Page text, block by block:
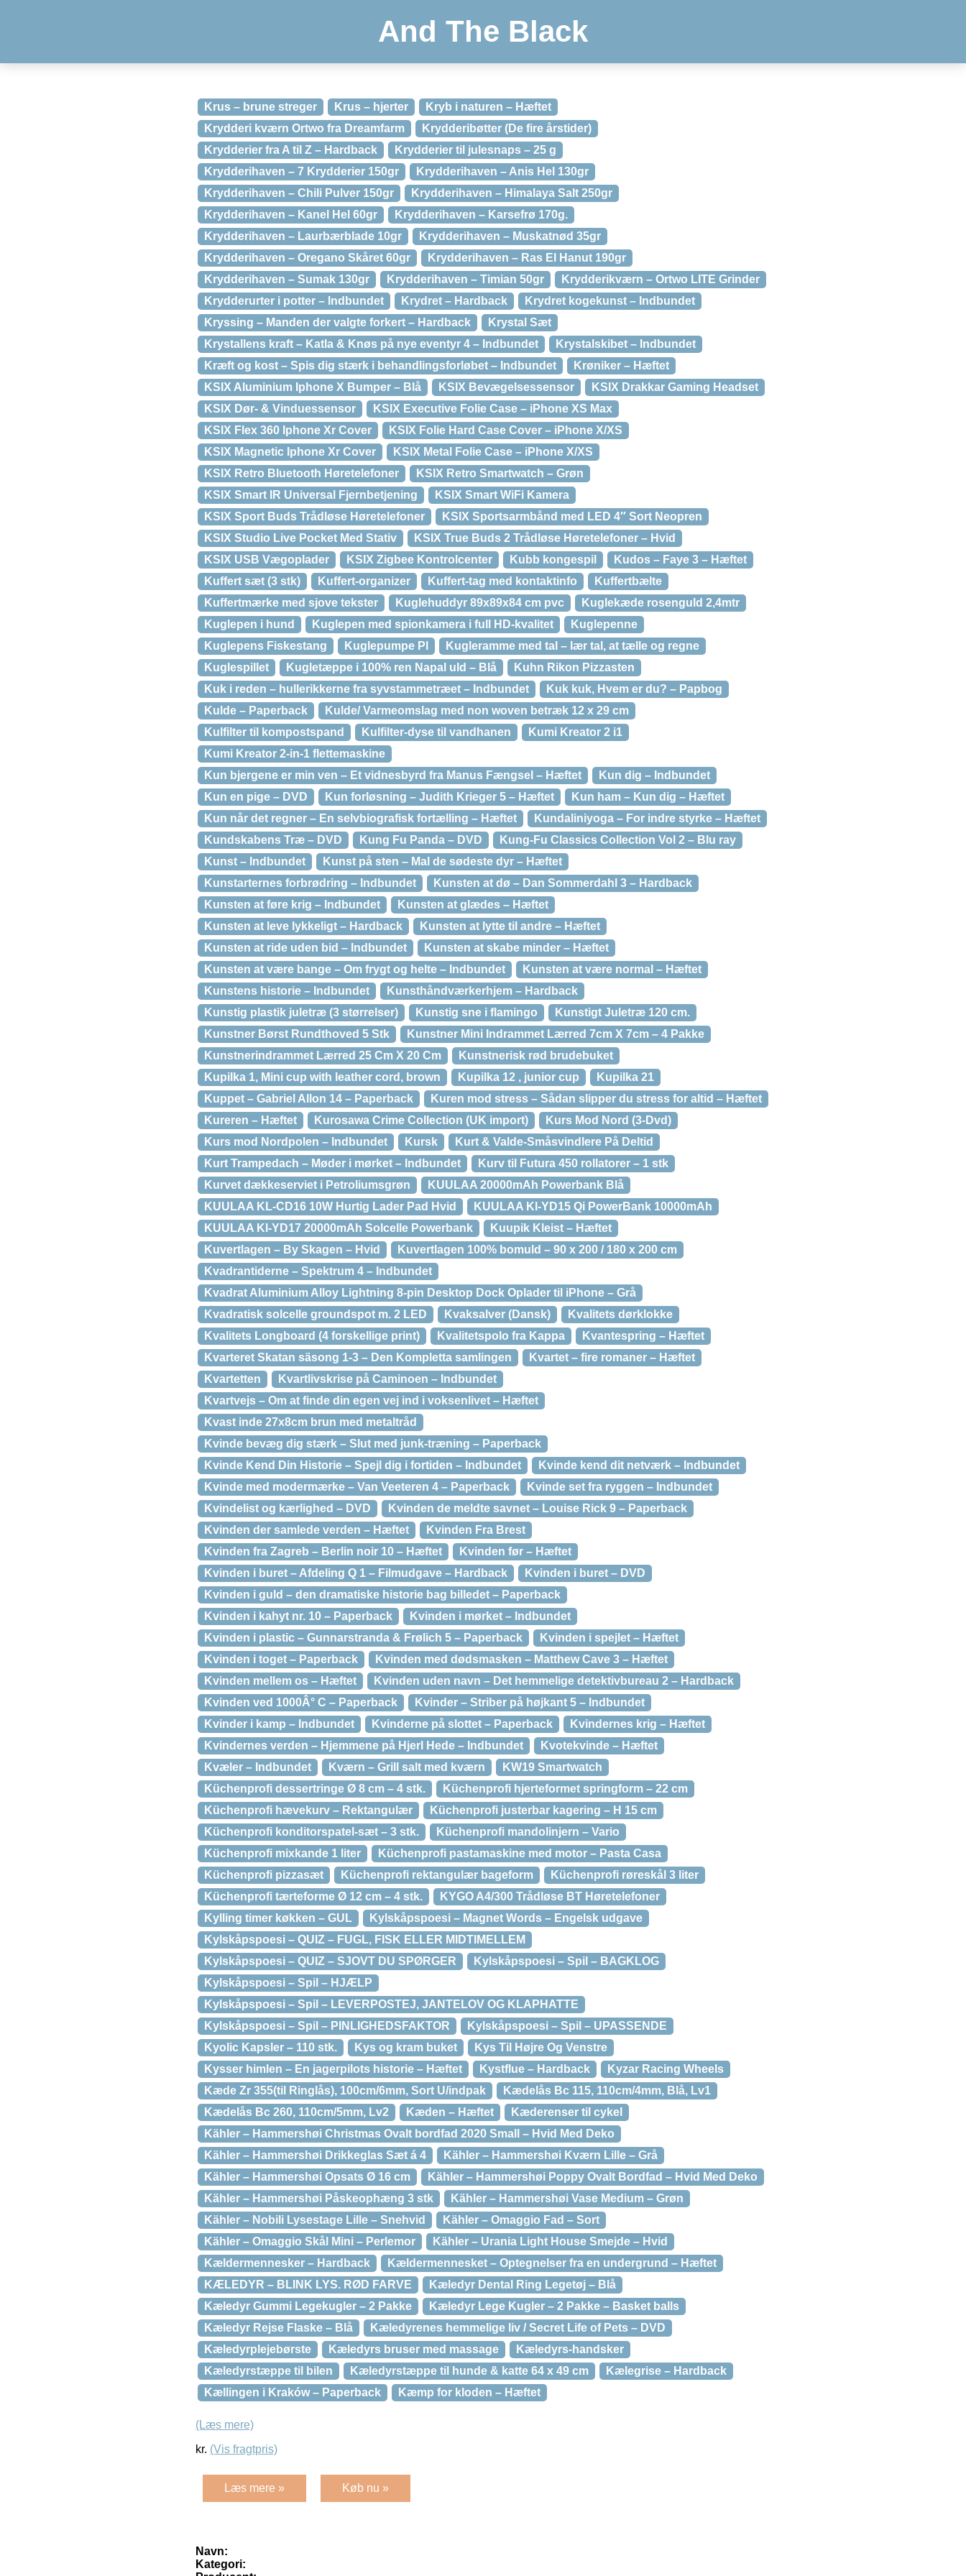
And The Black
Krus – brune streger Krus – hjerter
Kryb i naturen – Hæftet
Krydderi kværn Ortwo fra Dreamfarm
Krydderibøtter (De fire årstider)
Krydderier fra A til Z – Hardback
Krydderier til julesnaps – 25 g
Krydderihaven – 7 Krydderier 150gr
Krydderihaven – Anis Hel 130gr
Krydderihaven – Chili Pulver 150gr
Krydderihaven – Himalaya Salt 250gr
Krydderihaven – Kanel Hel 60gr
Krydderihaven – Karsefrø 170g.
Krydderihaven – Laurbærblade 10gr
Krydderihaven – Muskatnød 35gr
Krydderihaven – Oregano Skåret 60gr
Krydderihaven – Ras El Hanut 190gr
Krydderihaven – Sumak 130gr
Krydderihaven – Timian 50gr
Krydderikværn – Ortwo LITE Grinder
Krydderurter i potter – Indbundet
Krydret – Hardback
Krydret kogekunst – Indbundet
Kryssing – Manden der valgte forkert – Hardback
Krystal Sæt
Krystallens kraft – Katla & Knøs på nye eventyr 4 – Indbundet
Krystalskibet – Indbundet
Kræft og kost – Spis dig stærk i behandlingsforløbet – Indbundet
Krøniker – Hæftet
KSIX Aluminium Iphone X Bumper – Blå
KSIX Bevægelsessensor
KSIX Drakkar Gaming Headset
KSIX Dør- & Vinduessensor
KSIX Executive Folie Case – iPhone XS Max
KSIX Flex 360 Iphone Xr Cover
KSIX Folie Hard Case Cover – iPhone X/XS
KSIX Magnetic Iphone Xr Cover
KSIX Metal Folie Case – iPhone X/XS
KSIX Retro Bluetooth Høretelefoner
KSIX Retro Smartwatch – Grøn
KSIX Smart IR Universal Fjernbetjening
KSIX Smart WiFi Kamera
KSIX Sport Buds Trådløse Høretelefoner
KSIX Sportsarmbånd med LED 4″ Sort Neopren
KSIX Studio Live Pocket Med Stativ
KSIX True Buds 2 Trådløse Høretelefoner – Hvid
KSIX USB Vægoplader
KSIX Zigbee Kontrolcenter Kubb kongespil
Kudos – Faye 3 – Hæftet
Kuffert sæt (3 stk)
Kuffert-organizer Kuffert-tag med kontaktinfo
Kuffertbælte
Kuffertmærke med sjove tekster
Kuglehuddyr 89x89x84 cm pvc
Kuglekæde rosenguld 2,4mtr
Kuglepen i hund
Kuglepen med spionkamera i full HD-kvalitet
Kuglepenne
Kuglepens Fiskestang
Kuglepumpe Pl
Kugleramme med tal – lær tal, at tælle og regne
Kuglespillet
Kugletæppe i 100% ren Napal uld – Blå
Kuhn Rikon Pizzasten
Kuk i reden – hullerikkerne fra syvstammetræet – Indbundet
Kuk kuk, Hvem er du? – Papbog
Kulde – Paperback
Kulde/ Varmeomslag med non woven betræk 12 x 29 cm
Kulfilter til kompostspand
Kulfilter-dyse til vandhanen
Kumi Kreator 2 i1
Kumi Kreator 2-in-1 flettemaskine
Kun bjergene er min ven – Et vidnesbyrd fra Manus Fængsel – Hæftet
Kun dig – Indbundet
Kun en pige – DVD
Kun forløsning – Judith Krieger 5 – Hæftet
Kun ham – Kun dig – Hæftet
Kun når det regner – En selvbiografisk fortælling – Hæftet
Kundaliniyoga – For indre styrke – Hæftet
Kundskabens Træ – DVD
Kung Fu Panda – DVD
Kung-Fu Classics Collection Vol 2 – Blu ray
Kunst – Indbundet
Kunst på sten – Mal de sødeste dyr – Hæftet
Kunstarternes forbrødring – Indbundet
Kunsten at dø – Dan Sommerdahl 3 – Hardback
Kunsten at føre krig – Indbundet
Kunsten at glædes – Hæftet
Kunsten at leve lykkeligt – Hardback
Kunsten at lytte til andre – Hæftet
Kunsten at ride uden bid – Indbundet
Kunsten at skabe minder – Hæftet
Kunsten at være bange – Om frygt og helte – Indbundet
Kunsten at være normal – Hæftet
Kunstens historie – Indbundet
Kunsthåndværkerhjem – Hardback
Kunstig plastik juletræ (3 størrelser)
Kunstig sne i flamingo
Kunstigt Juletræ 120 cm.
Kunstner Børst Rundthoved 5 Stk
Kunstner Mini Indrammet Lærred 7cm X 7cm – 4 Pakke
Kunstnerindrammet Lærred 25 Cm X 20 Cm
Kunstnerisk rød brudebuket
Kupilka 1, Mini cup with leather cord, brown
Kupilka 12 , junior cup
Kupilka 21
Kuppet – Gabriel Allon 14 – Paperback
Kuren mod stress – Sådan slipper du stress for altid – Hæftet
Kureren – Hæftet
Kurosawa Crime Collection (UK import)
Kurs Mod Nord (3-Dvd)
Kurs mod Nordpolen – Indbundet
Kursk
Kurt & Valde-Småsvindlere På Deltid
Kurt Trampedach – Møder i mørket – Indbundet
Kurv til Futura 450 rollatorer – 1 stk
Kurvet dækkeserviet i Petroliumsgrøn
KUULAA 20000mAh Powerbank Blå
KUULAA KL-CD16 10W Hurtig Lader Pad Hvid
KUULAA Kl-YD15 Qi PowerBank 10000mAh
KUULAA Kl-YD17 20000mAh Solcelle Powerbank
Kuupik Kleist – Hæftet
Kuvertlagen – By Skagen – Hvid
Kuvertlagen 100% bomuld – 90 x 200 / 180 x 200 cm
Kvadrantiderne – Spektrum 4 – Indbundet
Kvadrat Aluminium Alloy Lightning 8-pin Desktop Dock Oplader til iPhone – Grå
Kvadratisk solcelle groundspot m. 2 LED
Kvaksalver (Dansk)
Kvalitets dørklokke
Kvalitets Longboard (4 forskellige print)
Kvalitetspolo fra Kappa
Kvantespring – Hæftet
Kvarteret Skatan säsong 1-3 – Den Kompletta samlingen
Kvartet – fire romaner – Hæftet
Kvartetten
Kvartlivskrise på Caminoen – Indbundet
Kvartvejs – Om at finde din egen vej ind i voksenlivet – Hæftet
Kvast inde 27x8cm brun med metaltråd
Kvinde bevæg dig stærk – Slut med junk-træning – Paperback
Kvinde Kend Din Historie – Spejl dig i fortiden – Indbundet
Kvinde kend dit netværk – Indbundet
Kvinde med modermærke – Van Veeteren 4 – Paperback
Kvinde set fra ryggen – Indbundet
Kvindelist og kærlighed – DVD
Kvinden de meldte savnet – Louise Rick 9 – Paperback
Kvinden der samlede verden – Hæftet
Kvinden Fra Brest
Kvinden fra Zagreb – Berlin noir 10 – Hæftet
Kvinden før – Hæftet
Kvinden i buret – Afdeling Q 1 – Filmudgave – Hardback
Kvinden i buret – DVD
Kvinden i guld – den dramatiske historie bag billedet – Paperback
Kvinden i kahyt nr. 10 – Paperback
Kvinden i mørket – Indbundet
Kvinden i plastic – Gunnarstranda & Frølich 5 – Paperback
Kvinden i spejlet – Hæftet
Kvinden i toget – Paperback
Kvinden med dødsmasken – Matthew Cave 3 – Hæftet
Kvinden mellem os – Hæftet
Kvinden uden navn – Det hemmelige detektivbureau 2 – Hardback
Kvinden ved 1000Â° C – Paperback
Kvinder – Striber på højkant 5 – Indbundet
Kvinder i kamp – Indbundet
Kvinderne på slottet – Paperback
Kvindernes krig – Hæftet
Kvindernes verden – Hjemmene på Hjerl Hede – Indbundet
Kvotekvinde – Hæftet
Kvæler – Indbundet
Kværn – Grill salt med kværn
KW19 Smartwatch
Küchenprofi dessertringe Ø 8 cm – 4 stk.
Küchenprofi hjerteformet springform – 22 cm
Küchenprofi hævekurv – Rektangulær
Küchenprofi justerbar kagering – H 15 cm
Küchenprofi konditorspatel-sæt – 3 stk.
Küchenprofi mandolinjern – Vario
Küchenprofi mixkande 1 liter
Küchenprofi pastamaskine med motor – Pasta Casa
Küchenprofi pizzasæt
Küchenprofi rektangulær bageform
Küchenprofi røreskål 3 liter
Küchenprofi tærteforme Ø 12 cm – 4 stk.
KYGO A4/300 Trådløse BT Høretelefoner
Kylling timer køkken – GUL
Kylskåpspoesi – Magnet Words – Engelsk udgave
Kylskåpspoesi – QUIZ – FUGL, FISK ELLER MIDTIMELLEM
Kylskåpspoesi – QUIZ – SJOVT DU SPØRGER
Kylskåpspoesi – Spil – BAGKLOG
Kylskåpspoesi – Spil – HJÆLP
Kylskåpspoesi – Spil – LEVERPOSTEJ, JANTELOV OG KLAPHATTE
Kylskåpspoesi – Spil – PINLIGHEDSFAKTOR
Kylskåpspoesi – Spil – UPASSENDE
Kyolic Kapsler – 110 stk.
Kys og kram buket
Kys Til Højre Og Venstre
Kysser himlen – En jagerpilots historie – Hæftet
Kystflue – Hardback
Kyzar Racing Wheels
Kæde Zr 355(til Ringlås), 100cm/6mm, Sort U/indpak
Kædelås Bc 115, 110cm/4mm, Blå, Lv1
Kædelås Bc 260, 110cm/5mm, Lv2
Kæden – Hæftet
Kæderenser til cykel
Kähler – Hammershøi Christmas Ovalt bordfad 2020 Small – Hvid Med Deko
Kähler – Hammershøi Drikkeglas Sæt á 4
Kähler – Hammershøi Kværn Lille – Grå
Kähler – Hammershøi Opsats Ø 16 cm
Kähler – Hammershøi Poppy Ovalt Bordfad – Hvid Med Deko
Kähler – Hammershøi Påskeophæng 3 stk
Kähler – Hammershøi Vase Medium – Grøn
Kähler – Nobili Lysestage Lille – Snehvid
Kähler – Omaggio Fad – Sort
Kähler – Omaggio Skål Mini – Perlemor
Kähler – Urania Light House Smejde – Hvid
Kældermennesker – Hardback
Kældermennesket – Optegnelser fra en undergrund – Hæftet
KÆLEDYR – BLINK LYS. RØD FARVE
Kæledyr Dental Ring Legetøj – Blå
Kæledyr Gummi Legekugler – 2 Pakke
Kæledyr Lege Kugler – 2 Pakke – Basket balls
Kæledyr Rejse Flaske – Blå
Kæledyrenes hemmelige liv / Secret Life of Pets – DVD
Kæledyrplejebørste
Kæledyrs bruser med massage
Kæledyrs-handsker
Kæledyrstæppe til bilen
Kæledyrstæppe til hunde & katte 64 x 49 cm
Kælegrise – Hardback
Kællingen i Kraków – Paperback
Kæmp for kloden – Hæftet
(Læs mere)
kr. (Vis fragtpris)
Læs mere » Køb nu »
Navn:
Kategori: